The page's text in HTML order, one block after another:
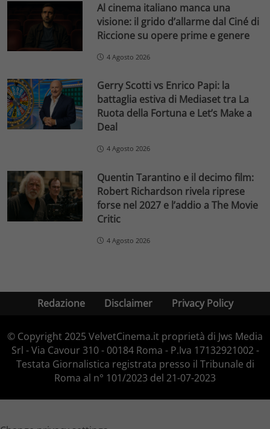
Al cinema italiano manca una
visione: il grido d’allarme dal Ciné di
Riccione su opere prime e genere
4 Agosto 2026
Gerry Scotti vs Enrico Papi: la
battaglia estiva di Mediaset tra La
Ruota della Fortuna e Let’s Make a
Deal
4 Agosto 2026
Quentin Tarantino e il decimo film:
Robert Richardson rivela riprese
forse nel 2027 e l’addio a The Movie
Critic
4 Agosto 2026
Redazione Disclaimer Privacy Policy
© Copyright 2025 VelvetCinema.it proprietà di Jws Media
Srl - Via Cavour 310 - 00184 Roma - P.Iva 17132921002 -
Testata Giornalistica registrata presso il Tribunale di
Roma al n° 101/2023 del 21-07-2023